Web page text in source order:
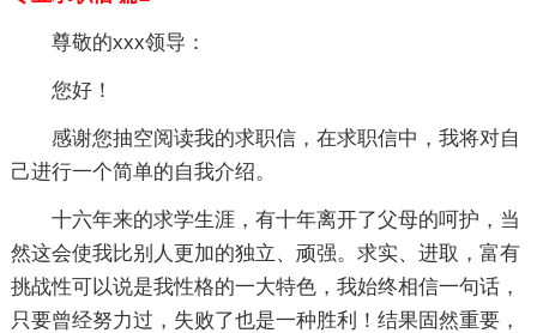
尊敬的xxx领导：
您好！
感谢您抽空阅读我的求职信，在求职信中，我将对自
己进行一个简单的自我介绍。
十六年来的求学生涯，有十年离开了父母的呵护，当
然这会使我比别人更加的独立、顽强。求实、进取，富有
挑战性可以说是我性格的一大特色，我始终相信一句话，
只要曾经努力过，失败了也是一种胜利！结果固然重要，